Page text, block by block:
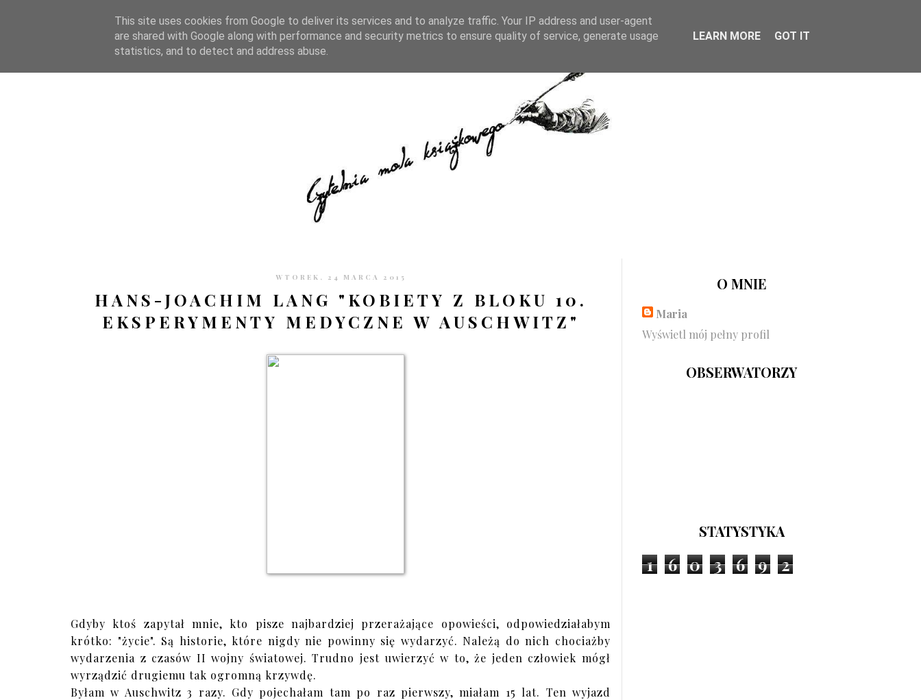
STRONA GŁÓWNA WSPÓŁPRACA RECENZJE O STRONIE KONTAKT CZYTELNIA PO GODZINACH
WTOREK, 24 MARCA 2015
HANS-JOACHIM LANG "KOBIETY Z BLOKU 10.
EKSPERYMENTY MEDYCZNE W AUSCHWITZ"
Gdyby ktoś zapytał mnie, kto pisze najbardziej przerażające opowieści, odpowiedziałabym
krótko: "życie". Są historie, które nigdy nie powinny się wydarzyć. Należą do nich chociażby
wydarzenia z czasów II wojny światowej. Trudno jest uwierzyć w to, że jeden człowiek mógł
wyrządzić drugiemu tak ogromną krzywdę.
Byłam w Auschwitz 3 razy. Gdy pojechałam tam po raz pierwszy, miałam 15 lat. Ten wyjazd
O MNIE
Maria
Wyświetl mój pełny profil
OBSERWATORZY
STATYSTYKA
1 6 0 3 6 9 2
This site uses cookies from Google to deliver its services and to analyze traffic. Your IP address and user-agent
are shared with Google along with performance and security metrics to ensure quality of service, generate usage
statistics, and to detect and address abuse.
LEARN MORE GOT IT